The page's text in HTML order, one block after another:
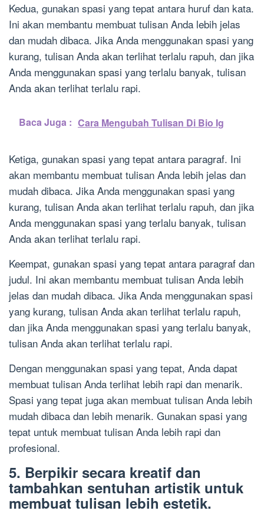
Kedua, gunakan spasi yang tepat antara huruf dan kata.
Ini akan membantu membuat tulisan Anda lebih jelas
dan mudah dibaca. Jika Anda menggunakan spasi yang
kurang, tulisan Anda akan terlihat terlalu rapuh, dan jika
Anda menggunakan spasi yang terlalu banyak, tulisan
Anda akan terlihat terlalu rapi.
Baca Juga : Cara Mengubah Tulisan Di Bio Ig
Ketiga, gunakan spasi yang tepat antara paragraf. Ini
akan membantu membuat tulisan Anda lebih jelas dan
mudah dibaca. Jika Anda menggunakan spasi yang
kurang, tulisan Anda akan terlihat terlalu rapuh, dan jika
Anda menggunakan spasi yang terlalu banyak, tulisan
Anda akan terlihat terlalu rapi.
Keempat, gunakan spasi yang tepat antara paragraf dan
judul. Ini akan membantu membuat tulisan Anda lebih
jelas dan mudah dibaca. Jika Anda menggunakan spasi
yang kurang, tulisan Anda akan terlihat terlalu rapuh,
dan jika Anda menggunakan spasi yang terlalu banyak,
tulisan Anda akan terlihat terlalu rapi.
Dengan menggunakan spasi yang tepat, Anda dapat
membuat tulisan Anda terlihat lebih rapi dan menarik.
Spasi yang tepat juga akan membuat tulisan Anda lebih
mudah dibaca dan lebih menarik. Gunakan spasi yang
tepat untuk membuat tulisan Anda lebih rapi dan
profesional.
5. Berpikir secara kreatif dan
tambahkan sentuhan artistik untuk
membuat tulisan lebih estetik.